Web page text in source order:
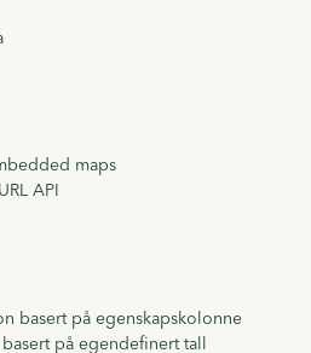
maps
API
basert på egenskapskolonne
på egendefinert tall